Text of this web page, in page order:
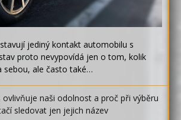
jediný kontakt automobilu s
proto nevypovídá jen o tom, kolik
sebou, ale často také…
ovlivňuje naši odolnost a proč při výběru
sledovat jen jejich název